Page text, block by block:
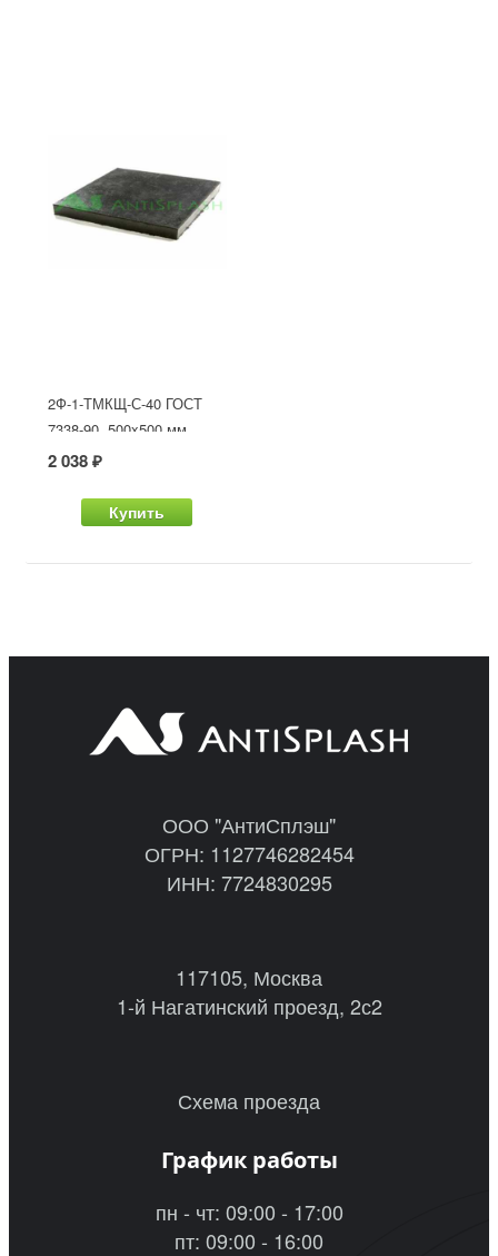
2Ф-1-ТМКЩ-С-40 ГОСТ
7338-90, 500x500 мм
2 038 ₽
Купить
ООО "АнтиСплэш"
ОГРН: 1127746282454
ИНН: 7724830295
117105, Москва
1-й Нагатинский проезд, 2с2
Схема проезда
График работы
пн - чт: 09:00 - 17:00
пт: 09:00 - 16:00